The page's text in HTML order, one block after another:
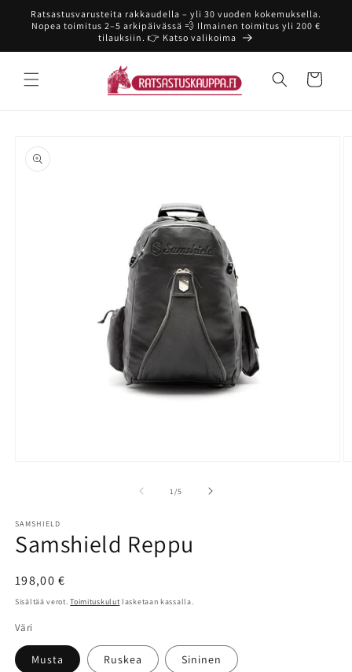
siirry
sisältöön
Ratsastusvarusteita rakkaudella – yli 30 vuoden kokemuksella.
Nopea toimitus 2–5 arkipäivässä 💨 Ilmainen toimitus yli 200 €
tilauksiin. 👉 Katso valikoima
Ostoskori
tuotetietoihin
1//5
SAMSHIELD
Samshield Reppu
Normaalihinta
198,00 €
Sisältää verot.Toimituskulut lasketaan kassalla.
Väri
Musta Ruskea Sininen